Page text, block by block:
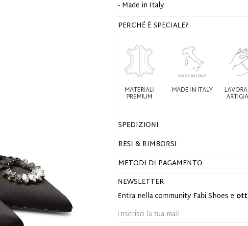
- Made in Italy
PERCHÉ È SPECIALE?
MATERIALI
PREMIUM
MADE IN ITALY
SPEDIZIONI
RESI & RIMBORSI
METODI DI PAGAMENTO
NEWSLETTER
Entra nella community Fabi Shoes e